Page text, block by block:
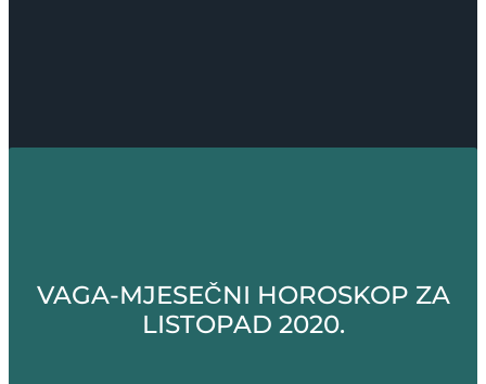
VAGA-MJESEČNI HOROSKOP ZA
LISTOPAD 2020.